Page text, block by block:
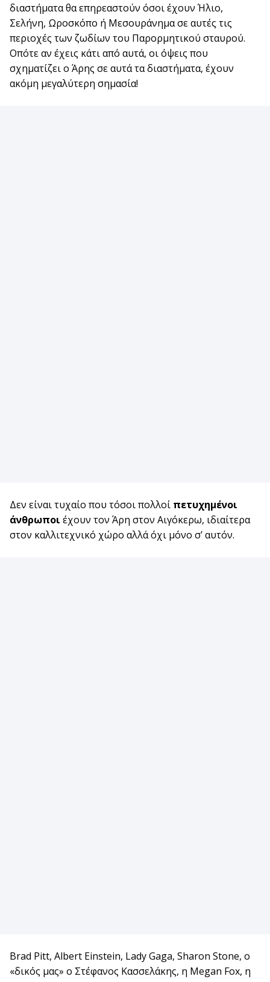
διαστήματα θα επηρεαστούν όσοι έχουν Ήλιο,
Σελήνη, Ωροσκόπο ή Μεσουράνημα σε αυτές τις
περιοχές των ζωδίων του Παρορμητικού σταυρού.
Οπότε αν έχεις κάτι από αυτά, οι όψεις που
σχηματίζει ο Άρης σε αυτά τα διαστήματα, έχουν
ακόμη μεγαλύτερη σημασία!
Δεν είναι τυχαίο που τόσοι πολλοί πετυχημένοι
άνθρωποι έχουν τον Άρη στον Αιγόκερω, ιδιαίτερα
στον καλλιτεχνικό χώρο αλλά όχι μόνο σ’ αυτόν.
Brad Pitt, Albert Einstein, Lady Gaga, Sharon Stone, ο
«δικός μας» ο Στέφανος Κασσελάκης, η Megan Fox, η